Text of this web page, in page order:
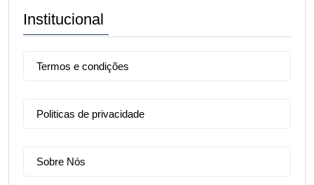
Institucional
Termos e condições
Politicas de privacidade
Sobre Nós